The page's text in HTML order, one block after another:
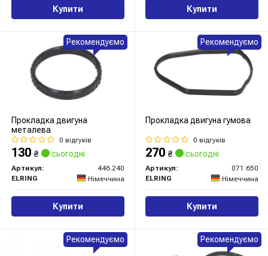
Купити Купити
Прокладка двигуна
металева
0 відгуків
130 ₴ сьогодні
Артикул:
446.240
ELRING
Німеччина
Купити
Рекомендуємо
Прокладка двигуна гумова
0 відгуків
270 ₴ сьогодні
Артикул:
071.650
ELRING
Німеччина
Купити
Рекомендуємо
Рекомендуємо Рекомендуємо